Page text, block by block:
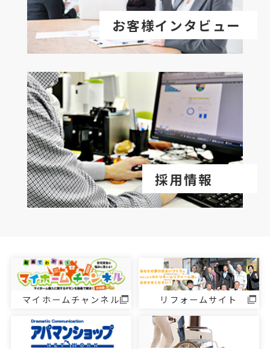
お客様インタビュー
採用情報
マイホームチャンネル リフォームサイト